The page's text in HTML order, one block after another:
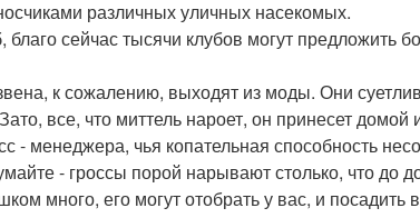
различных уличных насекомых.
сейчас тысячи клубов могут предложить
к сожалению, выходят из моды. Они
все, что миттель нароет, он принесет домой
- менеджера, чья копательная способность
- гроссы порой нарывают столько, что до
много, его могут отобрать у вас, и посадить